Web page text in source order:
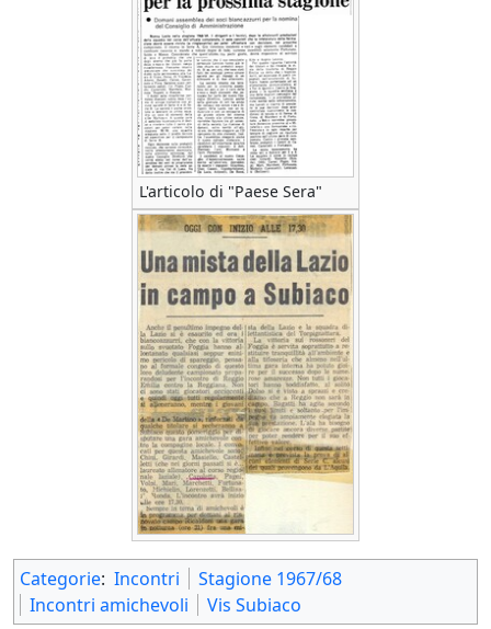
L'articolo di "Paese Sera"
Categorie: Incontri
Stagione 1967/68
Incontri amichevoli
Vis Subiaco